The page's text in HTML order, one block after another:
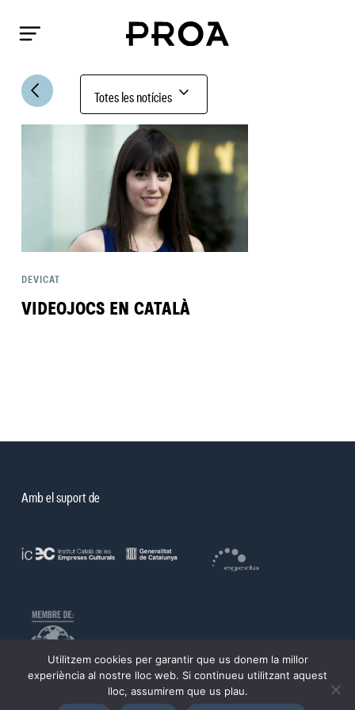
arrow_back_ios Totes les notícies expand_more
DEVICAT
VIDEOJOCS EN CATALÀ
Amb el suport de
©PROA 2026.
Utilitzem cookies per garantir que us donem la millor
experiència al nostre lloc web. Si continueu utilitzant aquest
lloc, assumirem que us plau.